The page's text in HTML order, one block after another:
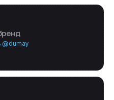
@dumay